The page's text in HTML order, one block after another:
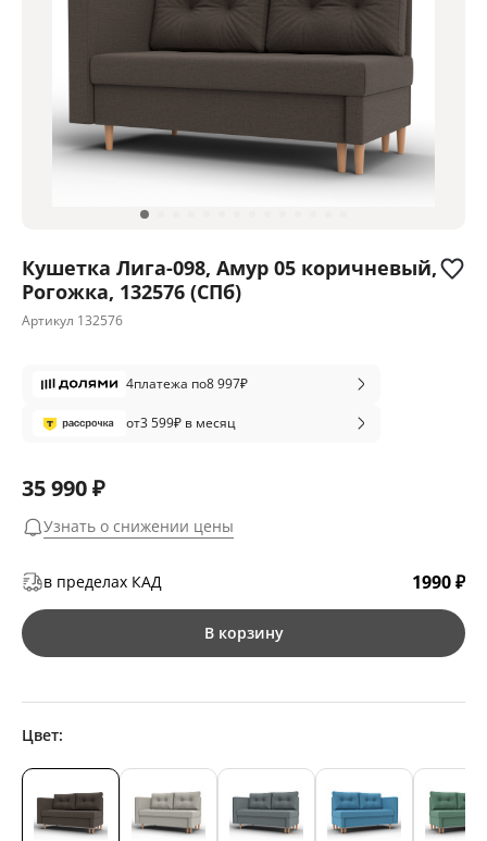
Кушетка Лига-098, Амур 05 коричневый,
Рогожка, 132576 (СПб)
Артикул 132576
4платежа по8 997₽
от3 599₽ в месяц
35 990 ₽
Узнать о снижении цены
в пределах КАД 1990 ₽
В корзину
Цвет: